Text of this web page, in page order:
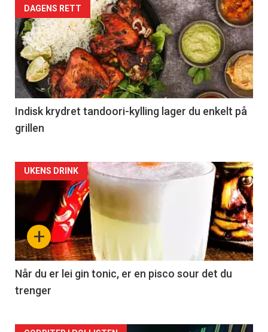
DAGENS RETT
Indisk krydret tandoori-kylling lager du enkelt på
grillen
Forsiden
akkurat
nå
-
2
+
UKENS DRINK
Når du er lei gin tonic, er en pisco sour det du
trenger